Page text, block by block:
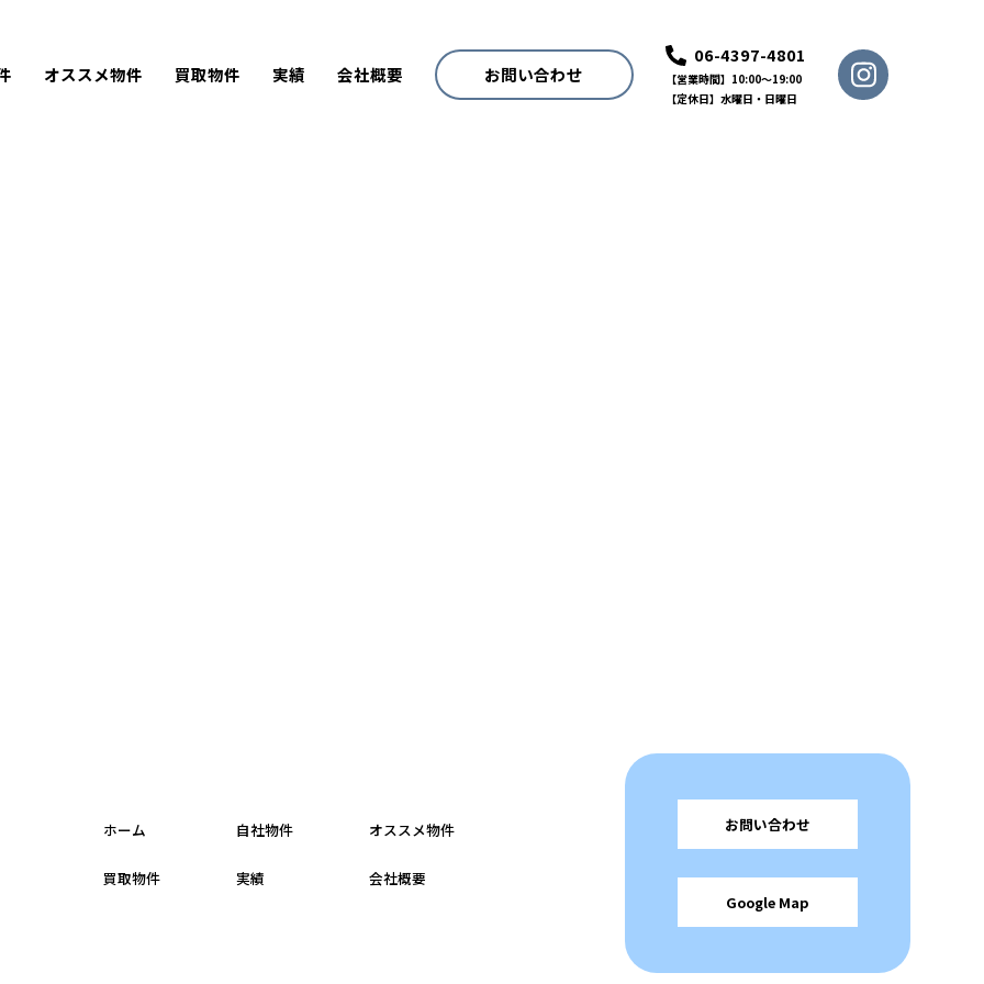
オススメ物件 買取物件 実績 会社概要 お問い合わせ
06-4397-4801
【営業時間】10:00〜19:00
【定休日】水曜日・日曜日
ホーム 自社物件 オススメ物件
買取物件 実績 会社概要
お問い合わせ
Google Map